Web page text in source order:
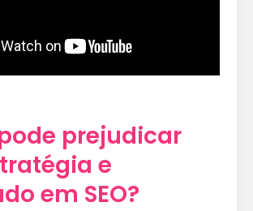
prejudicar
e
em SEO?